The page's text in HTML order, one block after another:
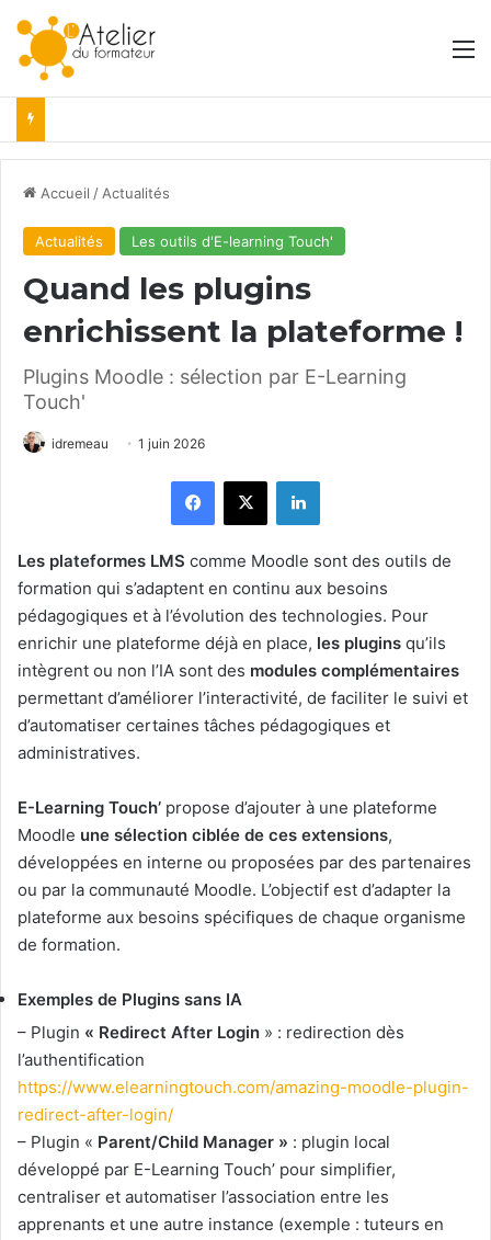
Accueil / Actualités
Actualités Les outils d'E-learning Touch'
Quand les plugins
enrichissent la plateforme !
Plugins Moodle : sélection par E-Learning
Touch'
idremeau 1 juin 2026
Facebook
X Linkedin
Les plateformes LMS comme Moodle sont des outils de
formation qui s’adaptent en continu aux besoins
pédagogiques et à l’évolution des technologies. Pour
enrichir une plateforme déjà en place, les plugins qu’ils
intègrent ou non l’IA sont des modules complémentaires
permettant d’améliorer l’interactivité, de faciliter le suivi et
d’automatiser certaines tâches pédagogiques et
administratives.
E-Learning Touch’ propose d’ajouter à une plateforme
Moodle une sélection ciblée de ces extensions,
développées en interne ou proposées par des partenaires
ou par la communauté Moodle. L’objectif est d’adapter la
plateforme aux besoins spécifiques de chaque organisme
de formation.
Exemples de Plugins sans IA
– Plugin « Redirect After Login » : redirection dès
l’authentification
https://www.elearningtouch.com/amazing-moodle-plugin-
redirect-after-login/
– Plugin « Parent/Child Manager » : plugin local
développé par E-Learning Touch’ pour simplifier,
centraliser et automatiser l’association entre les
apprenants et une autre instance (exemple : tuteurs en